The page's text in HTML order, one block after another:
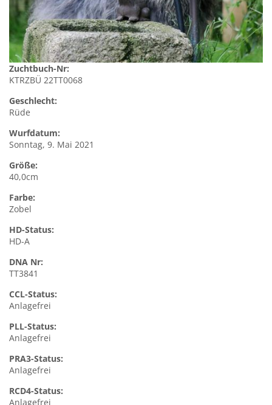
Zuchtbuch-Nr:
KTRZBÜ 22TT0068
Geschlecht:
Rüde
Wurfdatum:
Sonntag, 9. Mai 2021
Größe:
40,0cm
Farbe:
Zobel
HD-Status:
HD-A
DNA Nr:
TT3841
CCL-Status:
Anlagefrei
PLL-Status:
Anlagefrei
PRA3-Status:
Anlagefrei
RCD4-Status:
Anlagefrei